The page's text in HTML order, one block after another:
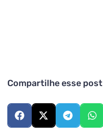
Compartilhe esse post